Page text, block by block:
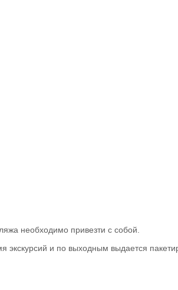
необходимо привезти с собой.
и по выходным выдается